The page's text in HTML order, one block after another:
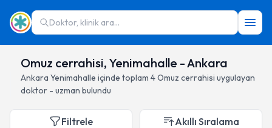
Doktor, klinik ara...
Omuz cerrahisi, Yenimahalle - Ankara
Ankara Yenimahalle içinde toplam 4Omuz cerrahisi uygulayan
doktor - uzman bulundu
Filtrele Akıllı Sıralama